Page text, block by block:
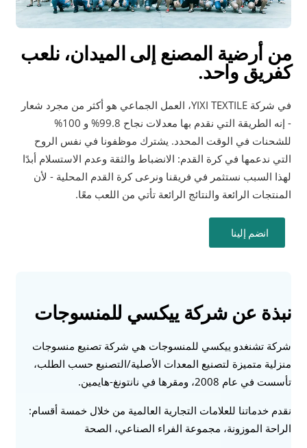
من أرضية المصنع إلى الميدان، نلعب
كفريق واحد.
في شركة YIXI TEXTILE، العمل الجماعي هو أكثر من مجرد شعار
- إنه الطريقة التي نقدم بها معدلات نجاح 99.8% و 100%
للشحنات في الوقت المحدد. يشترك موظفونا في نفس الروح
التي ندعمها في كرة القدم: الانضباط والثقة وعدم الاستسلام أبدًا
لهذا السبب نستثمر في فريقنا ونرعى كرة القدم المحلية - لأن
المنتجات الرائعة والنتائج الرائعة تأتي من اللعب معًا.
انضم إلينا
نبذة عن شركة ييكسي للمنسوجات
شركة تشنغدو ييكسي للمنسوجات هي شركة تصنيع منسوجات
منزلية متميزة لتصنيع المعدات الأصلية/التصنيع حسب الطلب،
تأسست في عام 2008، ومقرها في نانتونغ-هايمين.
نقدم خدماتنا للعلامات التجارية العالمية من خلال خمسة أقسام:
الراحة الموزونة، مجموعة الفراء الصناعي، الصحة